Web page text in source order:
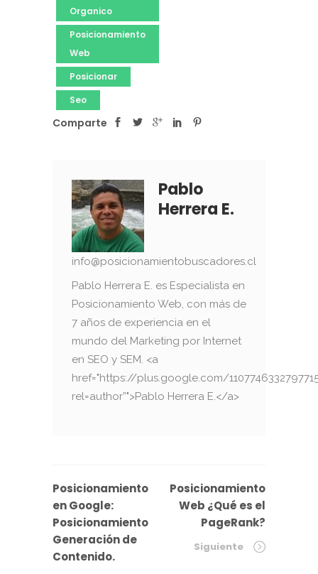
Organico
Posicionamiento
Web
Posicionar
Seo
Comparte
Pablo
Herrera E.
info@posicionamientobuscadores.cl
Pablo Herrera E. es Especialista en
Posicionamiento Web, con más de
7 años de experiencia en el
mundo del Marketing por Internet
en SEO y SEM. <a
href="https://plus.google.com/
rel=author”">Pablo Herrera E.</a>
Posicionamiento
en Google:
Posicionamiento
Generación de
Contenido.
Posicionamiento
Web ¿Qué es el
PageRank?
Siguiente